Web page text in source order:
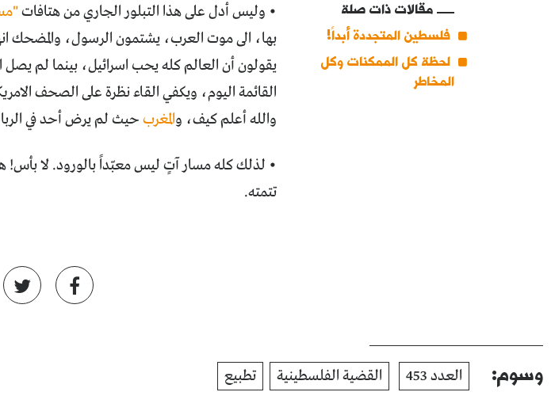
مقالات ذات صلة
فلسطين المتجددة أبداً!
لحظة كل الممكنات وكل
المخاطر
• وليس أدل على هذا التبلور الجاري من هتافات
بها، الى موت العرب، يشتمون الرسول، والمضحك
يقولون أن العالم كله يحب اسرائيل، بينما لم يصل
القائمة اليوم، ويكفي القاء نظرة على الصحف
والله أعلم كيف، والمغربحيث لم يرض أحد في
• لذلك كله مسار آتٍ ليس معبّداً بالورود. لا
تتمته.
وسوم: العدد 453 القضية الفلسطينية تطبيع